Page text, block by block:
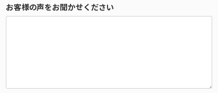
お客様の声をお聞かせください